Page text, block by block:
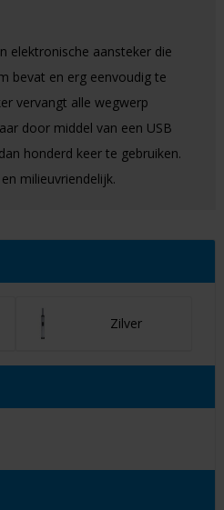
elektronische aansteker die
bevat en erg eenvoudig te
vervangt alle wegwerp
door middel van een USB
honderd keer te gebruiken.
milieuvriendelijk.
Zilver